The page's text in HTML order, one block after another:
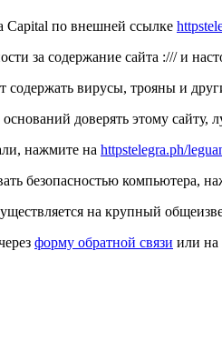
Capital по внешней ссылке
за содержание сайта :/// и
содержать вирусы, трояны и
доверять этому сайту,
нажмите на httpstelegra.ph/
безопасностью компьютера,
на крупный
форму обратной связи или на